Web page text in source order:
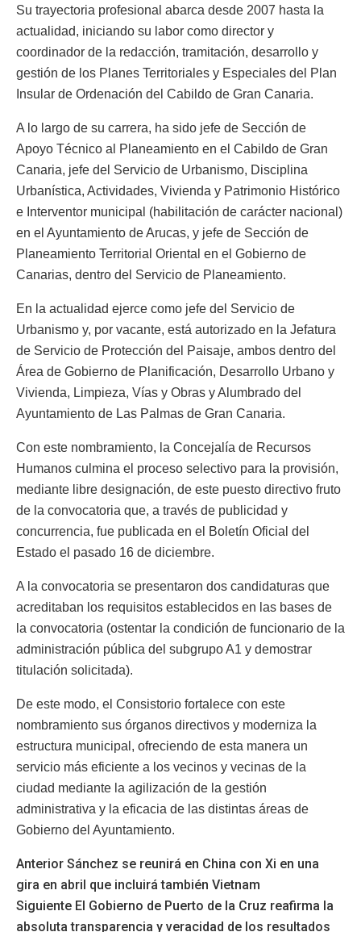
Su trayectoria profesional abarca desde 2007 hasta la
actualidad, iniciando su labor como director y
coordinador de la redacción, tramitación, desarrollo y
gestión de los Planes Territoriales y Especiales del Plan
Insular de Ordenación del Cabildo de Gran Canaria.
A lo largo de su carrera, ha sido jefe de Sección de
Apoyo Técnico al Planeamiento en el Cabildo de Gran
Canaria, jefe del Servicio de Urbanismo, Disciplina
Urbanística, Actividades, Vivienda y Patrimonio Histórico
e Interventor municipal (habilitación de carácter nacional)
en el Ayuntamiento de Arucas, y jefe de Sección de
Planeamiento Territorial Oriental en el Gobierno de
Canarias, dentro del Servicio de Planeamiento.
En la actualidad ejerce como jefe del Servicio de
Urbanismo y, por vacante, está autorizado en la Jefatura
de Servicio de Protección del Paisaje, ambos dentro del
Área de Gobierno de Planificación, Desarrollo Urbano y
Vivienda, Limpieza, Vías y Obras y Alumbrado del
Ayuntamiento de Las Palmas de Gran Canaria.
Con este nombramiento, la Concejalía de Recursos
Humanos culmina el proceso selectivo para la provisión,
mediante libre designación, de este puesto directivo fruto
de la convocatoria que, a través de publicidad y
concurrencia, fue publicada en el Boletín Oficial del
Estado el pasado 16 de diciembre.
A la convocatoria se presentaron dos candidaturas que
acreditaban los requisitos establecidos en las bases de
la convocatoria (ostentar la condición de funcionario de la
administración pública del subgrupo A1 y demostrar
titulación solicitada).
De este modo, el Consistorio fortalece con este
nombramiento sus órganos directivos y moderniza la
estructura municipal, ofreciendo de esta manera un
servicio más eficiente a los vecinos y vecinas de la
ciudad mediante la agilización de la gestión
administrativa y la eficacia de las distintas áreas de
Gobierno del Ayuntamiento.
Anterior Sánchez se reunirá en China con Xi en una
gira en abril que incluirá también Vietnam
Siguiente El Gobierno de Puerto de la Cruz reafirma la
absoluta transparencia y veracidad de los resultados